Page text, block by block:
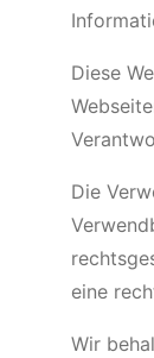
Diese
Die
eine
Wir